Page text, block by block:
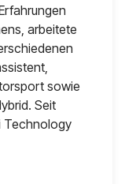
arbeitete
sowie
Seit
Technology